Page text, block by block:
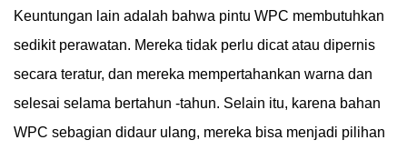
Keuntungan lain adalah bahwa pintu WPC membutuhkan
sedikit perawatan. Mereka tidak perlu dicat atau dipernis
secara teratur, dan mereka mempertahankan warna dan
selesai selama bertahun -tahun. Selain itu, karena bahan
WPC sebagian didaur ulang, mereka bisa menjadi pilihan